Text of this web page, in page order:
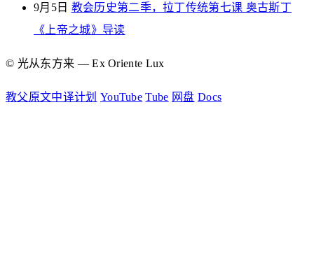
9月5日 教会历史第二季，拉丁传统第七课 奥古斯丁
《上帝之城》导读
© 光从东方来 — Ex Oriente Lux
教父原文中译计划 YouTube Tube 网盘 Docs